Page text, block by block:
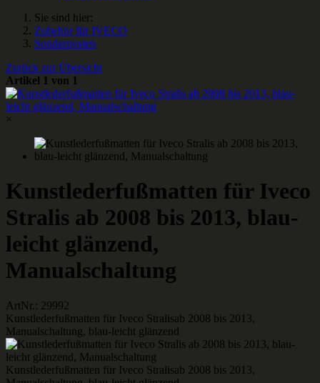
Sie sind hier:
Zubehör für IVECO
Sonderposten
Zurück zur Übersicht
Artikel 1 von 1
×
Kunstlederfußmatten für Iveco
Stralis ab 2008 bis 2013, blau-
leicht glänzend,
Manualschaltung
ArtNr.: 29992
Kunstlederfußmatten für Iveco Stralisab 2008 bis 2013,
Manualschaltung, blau-leicht glänzend
Kunstlederfußmatten für Iveco Stralisab 2008 bis 2013,